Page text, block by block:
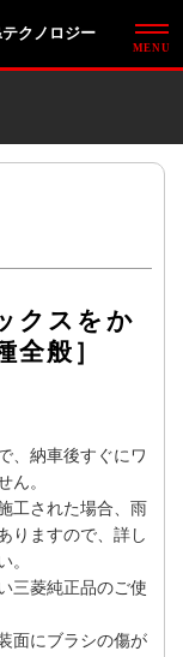
クノロジー
クスをか
全般］
、納車後すぐにワ
ん。
工された場合、雨
りますので、詳し
。
三菱純正品のご使
面にブラシの傷が